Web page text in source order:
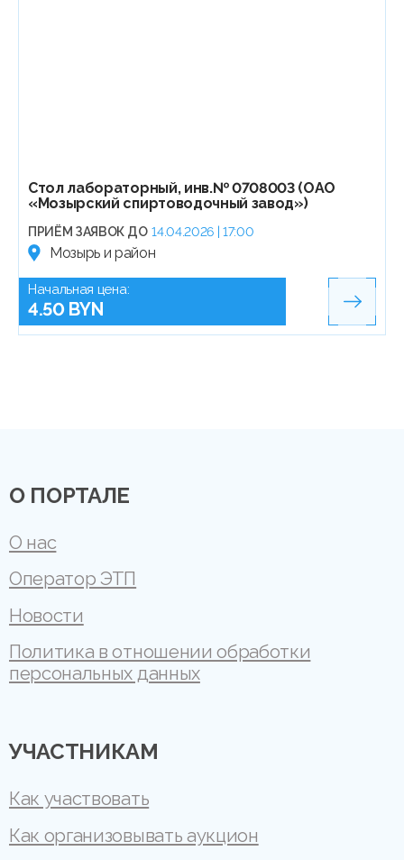
Стол лабораторный, инв.№ 0708003 (ОАО
«Мозырский спиртоводочный завод»)
ПРИЁМ ЗАЯВОК ДО 14.04.2026 | 17:00
Мозырь и район
Начальная цена:
4.50 BYN
О ПОРТАЛЕ
О нас
Оператор ЭТП
Новости
Политика в отношении обработки
персональных данных
УЧАСТНИКАМ
Как участвовать
Как организовывать аукцион